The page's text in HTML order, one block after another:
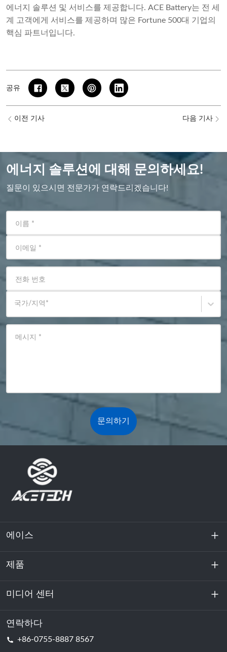
에너지 솔루션 및 서비스를 제공합니다. ACE Battery는 전 세
계 고객에게 서비스를 제공하며 많은 Fortune 500대 기업의
핵심 파트너입니다.
공유
이전 기사 다음 기사
에너지 솔루션에 대해 문의하세요!
질문이 있으시면 전문가가 연락드리겠습니다!
이름 *
이메일 *
전화 번호
국가/지역 *
메시지 *
문의하기
에이스
회사 소개
지속 가능성
제품
에너지 저장
데이터센터 및 서버실
미디어 센터
소식
연락하다
+86-0755-8887 8567